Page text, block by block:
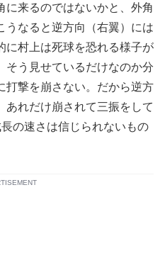
に来るのではないかと、外角
うなると逆方向（右翼）には
に村上は死球を恐れる様子が
そう見せているだけなのか分
打撃を崩さない。だから逆方
あれだけ崩されて三振をして
の速さは信じられないもの